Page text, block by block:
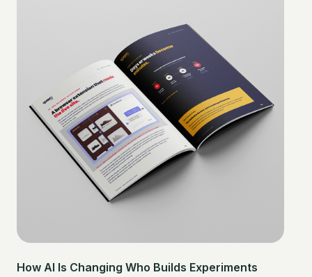
How AI Is Changing Who Builds Experiments